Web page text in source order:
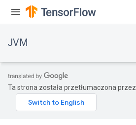
JVM
Ta strona została przetłumaczona przez